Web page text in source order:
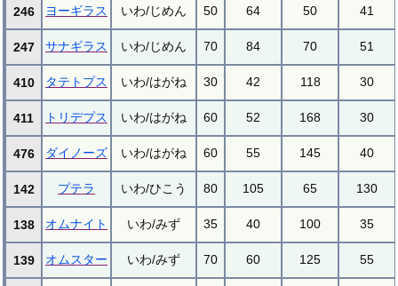
246 ヨーギラス いわ/じめん 50 64 50 41
247 サナギラス いわ/じめん 70 84 70 51
410 タテトプス いわ/はがね 30 42 118 30
411 トリデプス いわ/はがね 60 52 168 30
476 ダイノーズ いわ/はがね 60 55 145 40
142 プテラ いわ/ひこう 80 105 65 130
138 オムナイト いわ/みず 35 40 100 35
139 オムスター いわ/みず 70 60 125 55